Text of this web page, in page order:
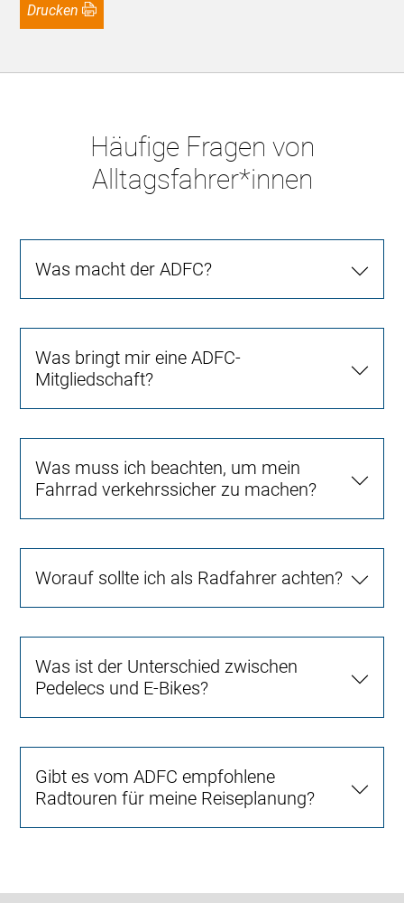
Drucken
Häufige Fragen von
Alltagsfahrer*innen
Was macht der ADFC?
Was bringt mir eine ADFC-
Mitgliedschaft?
Was muss ich beachten, um mein
Fahrrad verkehrssicher zu machen?
Worauf sollte ich als Radfahrer achten?
Was ist der Unterschied zwischen
Pedelecs und E-Bikes?
Gibt es vom ADFC empfohlene
Radtouren für meine Reiseplanung?